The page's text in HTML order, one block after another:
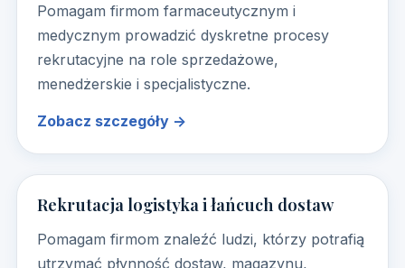
Pomagam firmom farmaceutycznym i
medycznym prowadzić dyskretne procesy
rekrutacyjne na role sprzedażowe,
menedżerskie i specjalistyczne.
Zobacz szczegóły →
Rekrutacja logistyka i łańcuch dostaw
Pomagam firmom znaleźć ludzi, którzy potrafią
utrzymać płynność dostaw, magazynu,